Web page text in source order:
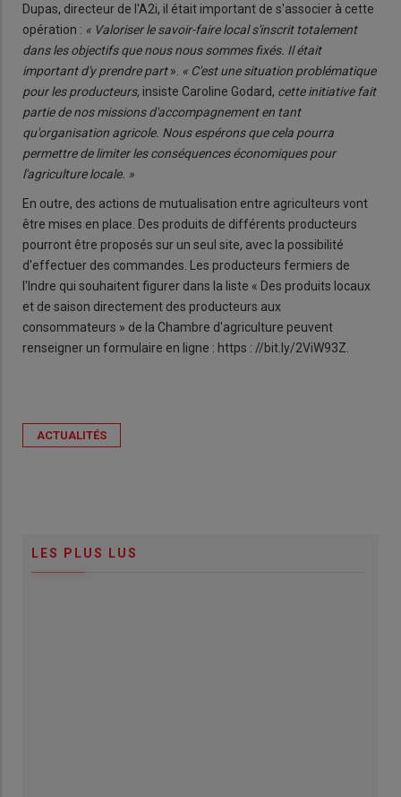
Dupas, directeur de l'A2i, il était important de s'associer à cette
opération : « Valoriser le savoir-faire local s'inscrit totalement
dans les objectifs que nous nous sommes fixés. Il était
important d'y prendre part». « C'est une situation problématique
pour les producteurs, insiste Caroline Godard, cette initiative fait
partie de nos missions d'accompagnement en tant
qu'organisation agricole. Nous espérons que cela pourra
permettre de limiter les conséquences économiques pour
l'agriculture locale. »
En outre, des actions de mutualisation entre agriculteurs vont
être mises en place. Des produits de différents producteurs
pourront être proposés sur un seul site, avec la possibilité
d'effectuer des commandes. Les producteurs fermiers de
l'Indre qui souhaitent figurer dans la liste « Des produits locaux
et de saison directement des producteurs aux
consommateurs » de la Chambre d'agriculture peuvent
renseigner un formulaire en ligne : https : //bit.ly/2ViW93Z.
ACTUALITÉS
LES PLUS LUS